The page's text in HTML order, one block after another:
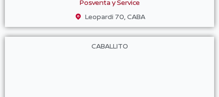
Posventa y Service
Leopardi 70, CABA
CABALLITO